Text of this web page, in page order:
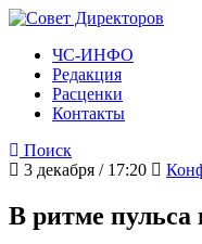
ЧС-ИНФО
Редакция
Расценки
Контакты
Поиск
3 декабря / 17:20
В ритме пульса